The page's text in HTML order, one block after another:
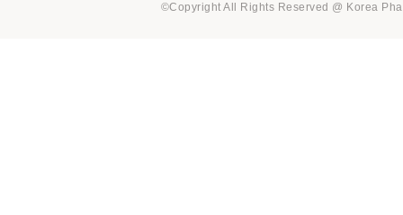
©Copyright All Rights Reserved @ Korea